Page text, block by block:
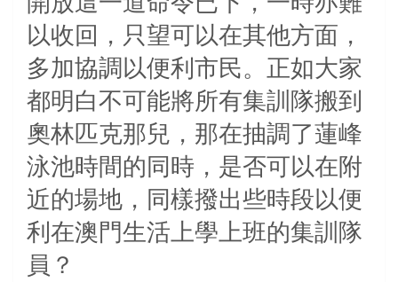
以收回，只望可以在其他方面，
多加協調以便利市民。正如大家
都明白不可能將所有集訓隊搬到
奧林匹克那兒，那在抽調了蓮峰
泳池時間的同時，是否可以在附
近的場地，同樣撥出些時段以便
利在澳門生活上學上班的集訓隊
員？